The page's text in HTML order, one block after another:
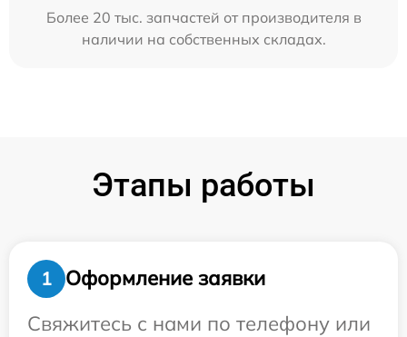
Более 20 тыс. запчастей от производителя в
наличии на собственных складах.
Этапы работы
1
Оформление заявки
Свяжитесь с нами по телефону или